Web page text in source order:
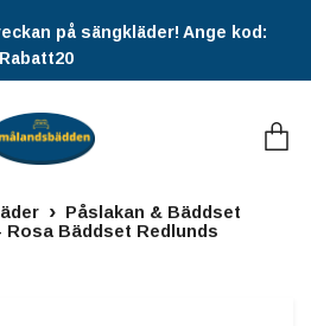
på sängkläder! Ange kod:
Rabatt20
Påslakan & Bäddset
Rosa Bäddset Redlunds